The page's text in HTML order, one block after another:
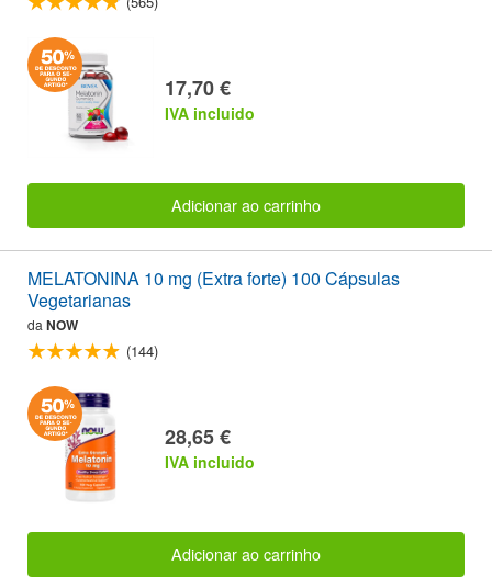
17,70 €
IVA incluido
Adicionar ao carrinho
MELATONINA 10 mg (Extra forte) 100 Cápsulas
Vegetarianas
da NOW
(144)
28,65 €
IVA incluido
Adicionar ao carrinho